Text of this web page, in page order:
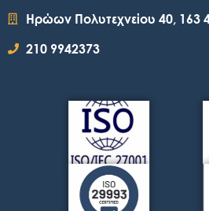
Ηρώων Πολυτεχνείου 40, 163
210 9942373